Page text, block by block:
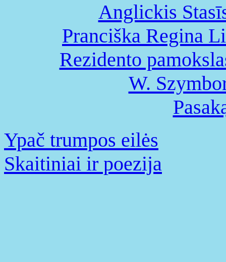
Anglickis
Pranciška Regina
Rezidento
W.
Ypač trumpos eilės
Skaitiniai ir poezija